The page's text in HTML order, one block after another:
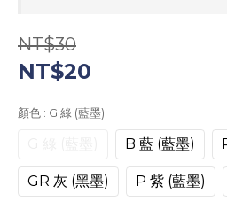
NT$30
NT$20
顏色 : G 綠 (藍墨)
B 藍 (藍墨)
GR 灰 (黑墨) P 紫 (藍墨)